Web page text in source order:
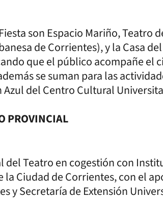
son Espacio Mariño, Teatro
de Corrientes), y la Casa
que el público acompañe el
se suman para las
Azul del Centro Cultural
PROVINCIAL
del Teatro en cogestión con
Ciudad de Corrientes, con el
y Secretaría de Extensión